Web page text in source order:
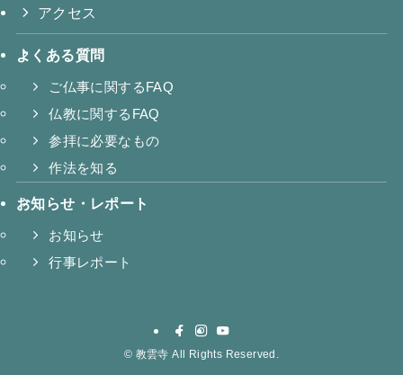
アクセス
よくある質問
ご仏事に関するFAQ
仏教に関するFAQ
参拝に必要なもの
作法を知る
お知らせ・レポート
お知らせ
行事レポート
© 教雲寺 All Rights Reserved.